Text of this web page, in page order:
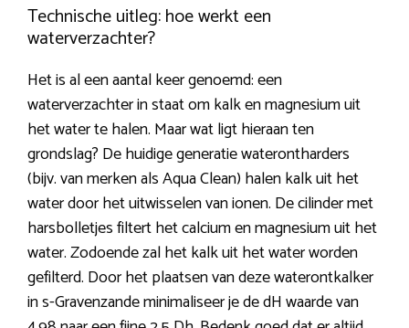
Technische uitleg: hoe werkt een
waterverzachter?
Het is al een aantal keer genoemd: een
waterverzachter in staat om kalk en magnesium uit
het water te halen. Maar wat ligt hieraan ten
grondslag? De huidige generatie waterontharders
(bijv. van merken als Aqua Clean) halen kalk uit het
water door het uitwisselen van ionen. De cilinder met
harsbolletjes filtert het calcium en magnesium uit het
water. Zodoende zal het kalk uit het water worden
gefilterd. Door het plaatsen van deze waterontkalker
in s-Gravenzande minimaliseer je de dH waarde van